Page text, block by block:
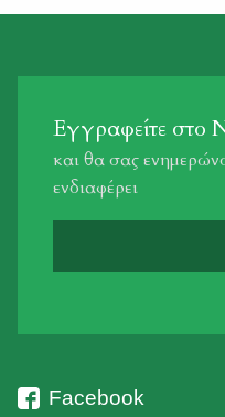
Εγγραφείτε στο
και θα σας
ενδιαφέρει
Facebook